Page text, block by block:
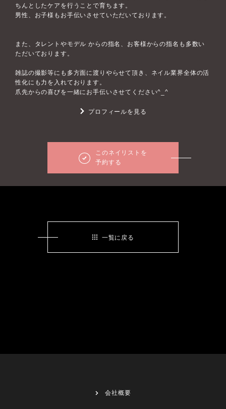
ちんとしたケアを行うことで育ちます。
男性、お子様もお手伝いさせていただいております。
また、タレントやモデル からの指名、お客様からの指名も多数い
ただいております。
雑誌の撮影等にも多方面に渡りやらせて頂き、ネイル業界全体の活
性化にも力を入れております。
爪先からの喜びを一緒にお手伝いさせてください^_^
プロフィールを見る
このネイリストを
予約する
一覧に戻る
会社概要